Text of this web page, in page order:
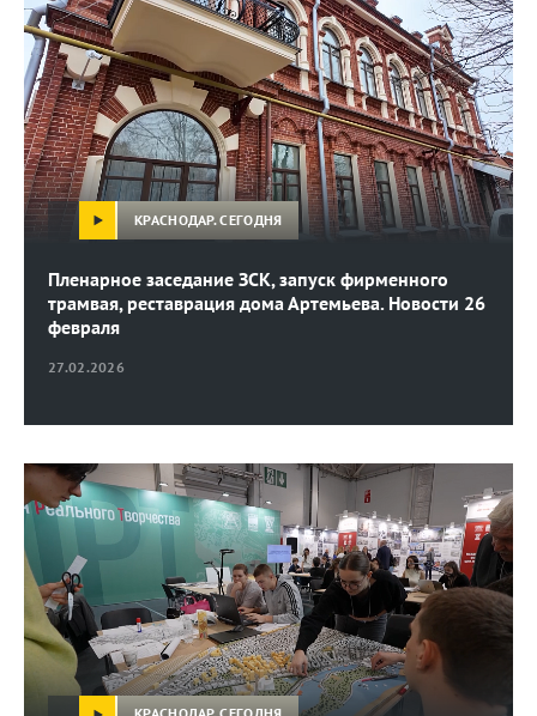
27.02.2026
Пленарное заседание ЗСК, запуск фирменного
трамвая, реставрация дома Артемьева. Новости 26
февраля
КРАСНОДАР. СЕГОДНЯ